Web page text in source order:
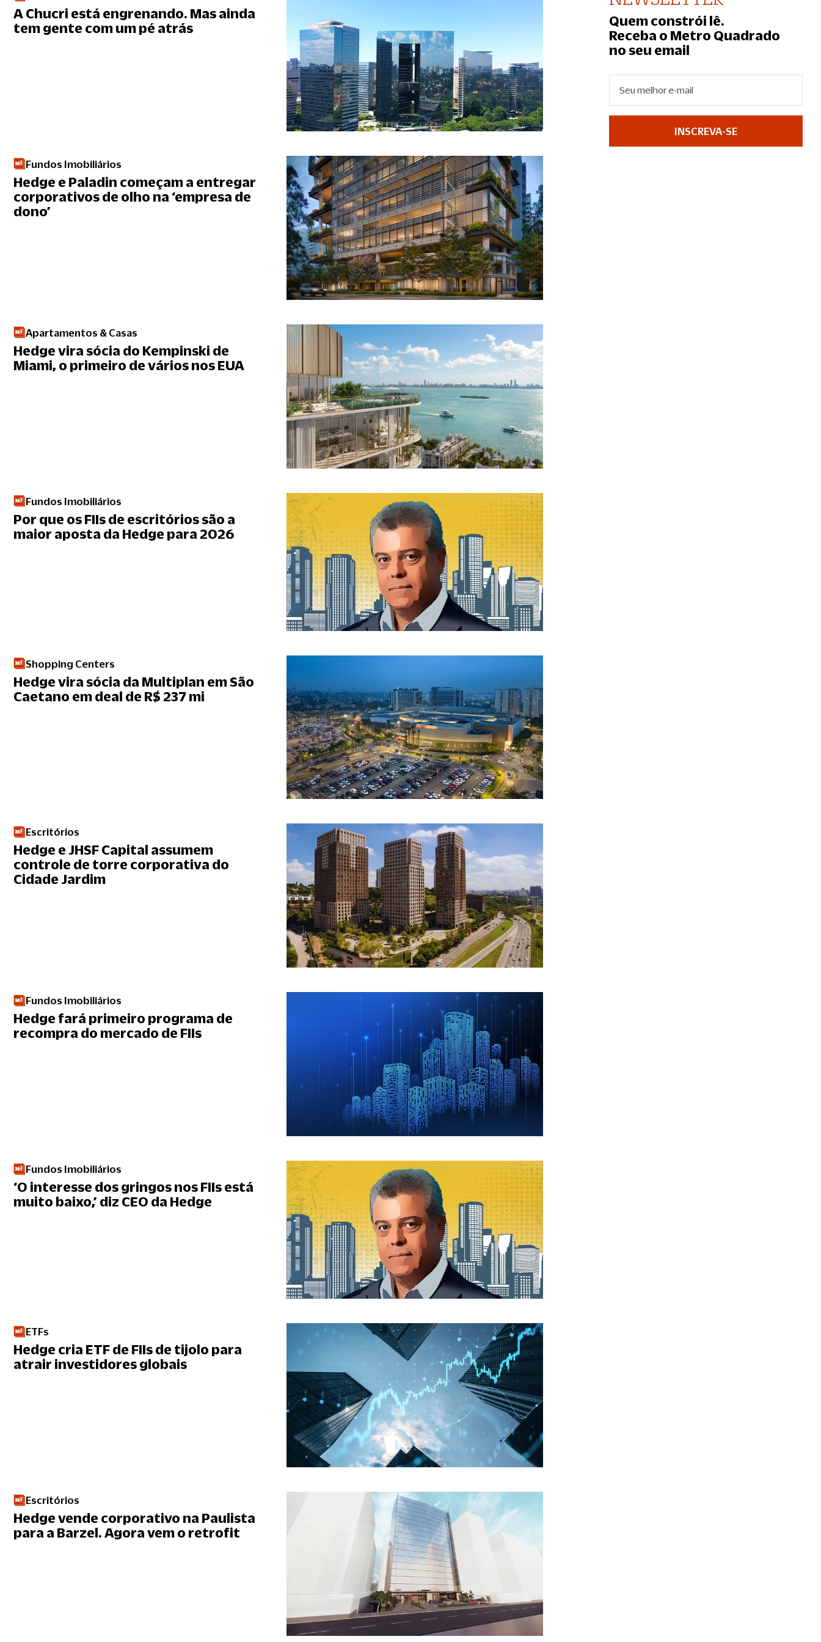
A Chucri está engrenando. Mas ainda
tem gente com um pé atrás
Fundos Imobiliários
Hedge e Paladin começam a entregar
corporativos de olho na ‘empresa de
dono’
Apartamentos & Casas
Hedge vira sócia do Kempinski de
Miami, o primeiro de vários nos EUA
Fundos Imobiliários
Por que os FIIs de escritórios são a
maior aposta da Hedge para 2026
Shopping Centers
Hedge vira sócia da Multiplan em São
Caetano em deal de R$ 237 mi
Escritórios
Hedge e JHSF Capital assumem
controle de torre corporativa do
Cidade Jardim
Fundos Imobiliários
Hedge fará primeiro programa de
recompra do mercado de FIIs
Fundos Imobiliários
‘O interesse dos gringos nos FIIs está
muito baixo,’ diz CEO da Hedge
ETFs
Hedge cria ETF de FIIs de tijolo para
atrair investidores globais
Escritórios
Hedge vende corporativo na Paulista
para a Barzel. Agora vem o retrofit
Quem constrói lê.
Receba o Metro Quadrado
no seu email
INSCREVA-SE